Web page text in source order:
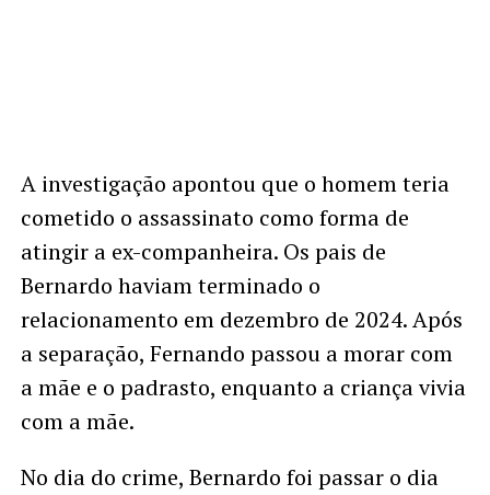
A investigação apontou que o homem teria
cometido o assassinato como forma de
atingir a ex-companheira. Os pais de
Bernardo haviam terminado o
relacionamento em dezembro de 2024. Após
a separação, Fernando passou a morar com
a mãe e o padrasto, enquanto a criança vivia
com a mãe.
No dia do crime, Bernardo foi passar o dia